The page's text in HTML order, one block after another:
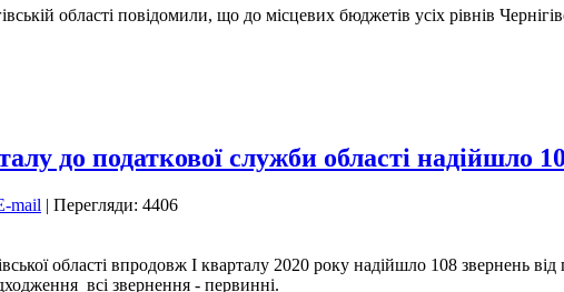
області повідомили, що до місцевих бюджетів усіх рівнів
до податкової служби області надійшло
mail | Перегляди: 4406
області впродовж I кварталу 2020 року надійшло 108 звернень
всі звернення - первинні.